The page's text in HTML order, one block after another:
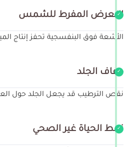
التعرض المفرط للشمس
الأشعة فوق البنفسجية تحفز إنتاج
جفاف الجلد
نقص الترطيب قد يجعل الجلد حول
نمط الحياة غير الصحي